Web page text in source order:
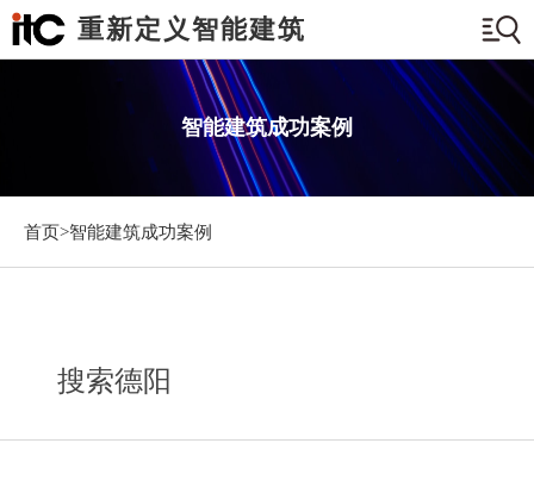
重新定义智能建筑
智能建筑成功案例
首页>智能建筑成功案例
搜索德阳